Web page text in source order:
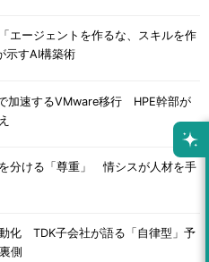
エージェントを作るな、スキルを作
すAI構築術
加速するVMware移行 HPE幹部が
分ける「尊重」 情シスが人材を手
化 TDK子会社が語る「自律型」予
側